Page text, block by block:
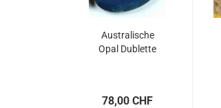
Australische
Opal Dublette
78,00 CHF